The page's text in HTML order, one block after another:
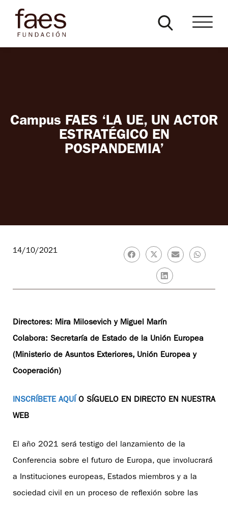
Campus FAES ‘LA UE, UN ACTOR
ESTRATÉGICO EN
POSPANDEMIA’
14/10/2021
Directores: Mira Milosevich y Miguel Marín
Colabora: Secretaría de Estado de la Unión Europea
(Ministerio de Asuntos Exteriores, Unión Europea y
Cooperación)
INSCRÍBETE AQUÍ O SÍGUELO EN DIRECTO EN NUESTRA
WEB
El año 2021 será testigo del lanzamiento de la
Conferencia sobre el futuro de Europa, que involucrará
a Instituciones europeas, Estados miembros y a la
sociedad civil en un proceso de reflexión sobre las